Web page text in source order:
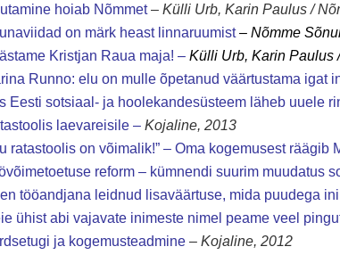
hoiab Nõmmet– Külli Urb, Karin Paulus /
on märk heast linnaruumist– Nõmme
Kristjan Raua maja! – Külli Urb, Karin Paulus
Runno: elu on mulle õpetanud väärtustama igat
Eesti sotsiaal- ja hoolekandesüsteem läheb uuele
laevareisile– Kojaline, 2013
ratastoolis on võimalik!” – Oma kogemusest räägib
reform – kümnendi suurim muudatus
tööandjana leidnud lisaväärtuse, mida puudega
ühist abi vajavate inimeste nimel peame veel
ja kogemusteadmine– Kojaline, 2012